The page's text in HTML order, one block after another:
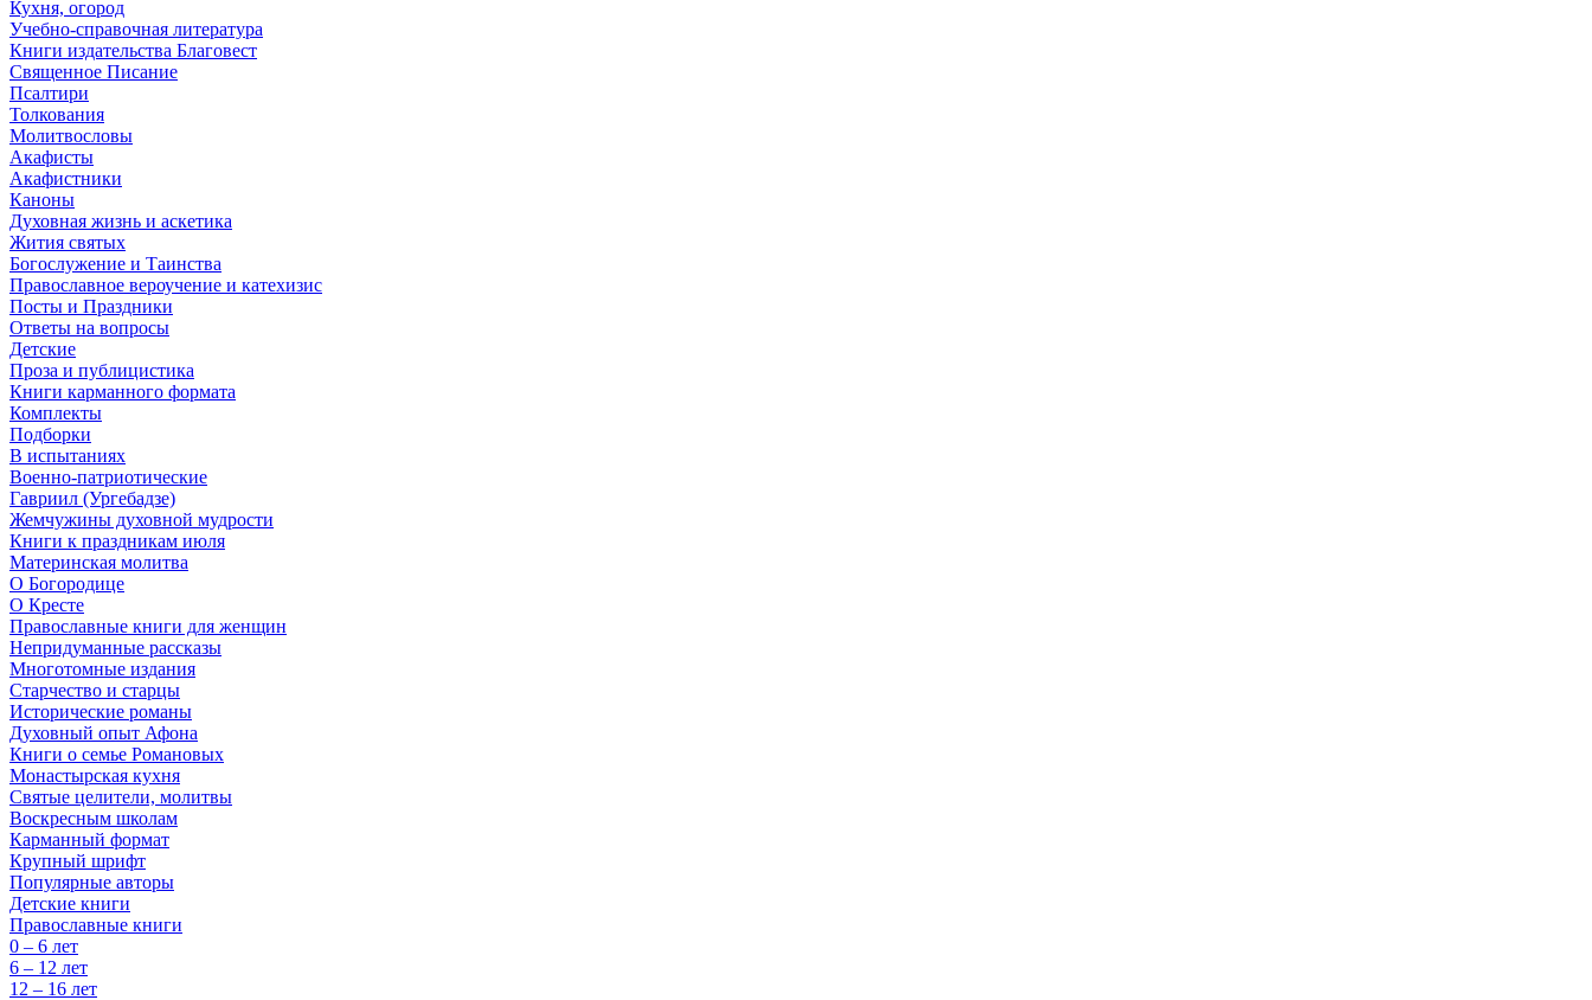
Кухня, огород
Учебно-справочная литература
Книги издательства Благовест
Священное Писание
Псалтири
Толкования
Молитвословы
Акафисты
Акафистники
Каноны
Духовная жизнь и аскетика
Жития святых
Богослужение и Таинства
Православное вероучение и катехизис
Посты и Праздники
Ответы на вопросы
Детские
Проза и публицистика
Книги карманного формата
Комплекты
Подборки
В испытаниях
Военно-патриотические
Гавриил (Ургебадзе)
Жемчужины духовной мудрости
Книги к праздникам июля
Материнская молитва
О Богородице
О Кресте
Православные книги для женщин
Непридуманные рассказы
Многотомные издания
Старчество и старцы
Исторические романы
Духовный опыт Афона
Книги о семье Романовых
Монастырская кухня
Святые целители, молитвы
Воскресным школам
Карманный формат
Крупный шрифт
Популярные авторы
Детские книги
Православные книги
0 – 6 лет
6 – 12 лет
12 – 16 лет